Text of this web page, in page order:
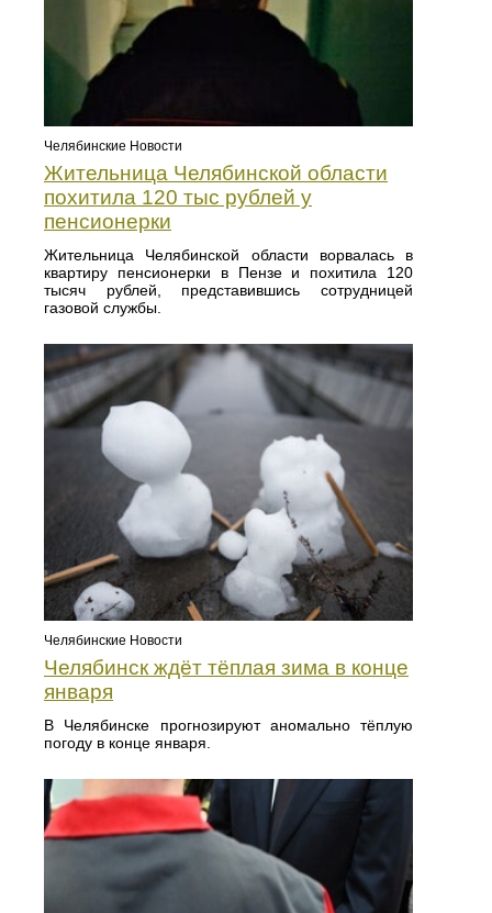
Челябинские Новости
Жительница Челябинской области
похитила 120 тыс рублей у
пенсионерки
Жительница Челябинской области ворвалась в
квартиру пенсионерки в Пензе и похитила 120
тысяч рублей, представившись сотрудницей
газовой службы.
Челябинские Новости
Челябинск ждёт тёплая зима в конце
января
В Челябинске прогнозируют аномально тёплую
погоду в конце января.